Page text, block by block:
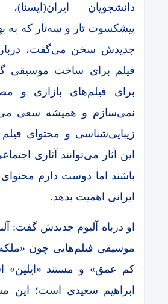
دانشجویان
پیشکسوت تار و سه‌تار که به
جدیدش سخن می‌گفت‌،
فیلم برای ساخت موسیقی
برای فیلم‌های بازاری و
نمی‌سازم و همیشه سعی
زیبایی‌شناسی و محتوای فیلم
این آثار می‌توانند آثاری
باشند اما دوست دارم
ایرانی اهمیت بدهد.
او درباه آلبوم جدیدش گفت:
موسیقی فیلم‌هایی چون
کم عمق» و مستند «ایلین»
ابراهیم سعیدی است؛ این